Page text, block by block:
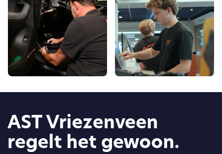
AST Vriezenveen
regelt het gewoon.